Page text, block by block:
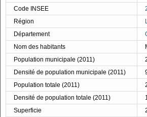
Code INSEE
Région
Département
Nom des habitants
Population municipale (2011)
Densité de population municipale (2011)
Population totale (2011)
Densité de population totale (2011)
Superficie